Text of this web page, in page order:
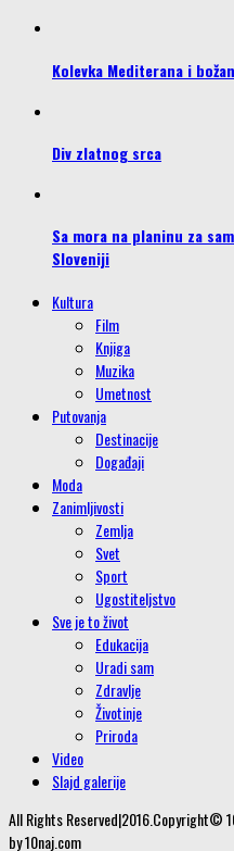
Kolevka Mediterana i
Div zlatnog srca
Sa mora na planinu za
Sloveniji
Kultura
Film
Knjiga
Muzika
Umetnost
Putovanja
Destinacije
Događaji
Moda
Zanimljivosti
Zemlja
Svet
Sport
Ugostiteljstvo
Sve je to život
Edukacija
Uradi sam
Zdravlje
Životinje
Priroda
Video
Slajd galerije
All Rights Reserved|2016.Copyright©
by 10naj.com